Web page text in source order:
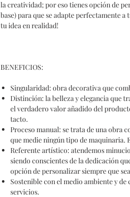
la creatividad; por eso tienes opción de
base) para que se adapte perfectamente
tu idea en realidad!
BENEFICIOS:
Singularidad: obra decorativa que
Distinción: la belleza y elegancia que
el verdadero valor añadido del
tacto.
Proceso manual: se trata de una obra
que medie ningún tipo de maquinaria.
Referenteartístico: atendemos
siendo conscientes de la dedicación
opción de personalizar siempre que
Sosteniblecon el medio ambiente y de
servicios.